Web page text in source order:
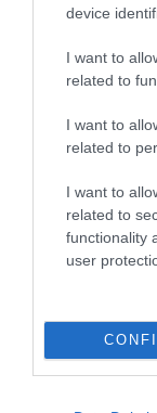
device
I want to
related to
I want to
related to
I want to
related to
functionality
user
VARÁZSLATOS,